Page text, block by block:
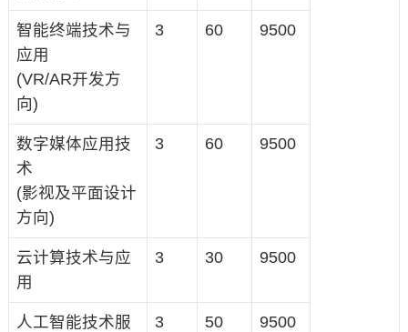
智能终端技术与
应用
(VR/AR开发方
向)
3 60 9500
数字媒体应用技
术
(影视及平面设计
方向)
3 60 9500
云计算技术与应
用
3 30 9500
人工智能技术服
3 50 9500